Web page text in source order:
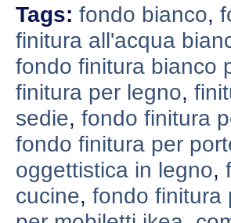
Tags: fondo bianco,
finitura all'acqua
fondo finitura bianco
finitura per legno,
sedie, fondo finitura
fondo finitura per
oggettistica in legno,
cucine, fondo finitura